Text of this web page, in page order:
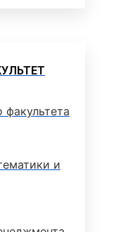
факультета
и